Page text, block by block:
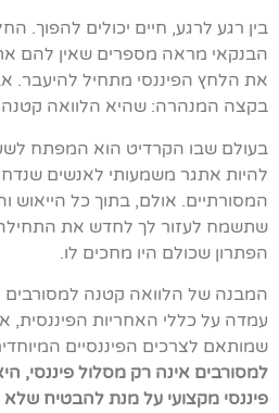
בין רגע לרגע, חיים יכולים להפוך.
הבנקאי מראה מספרים שאין להם
את הלחץ הפיננסי מתחיל להיעבר.
בקצה המנהרה: שהיא הלוואה קטנה
בעולם שבו הקרדיט הוא המפתח
להיות אתגר משמעותי לאנשים
המסורתיים. אולם, בתוך כל הייאוש
שתשמח לעזור לך לחדש את
הפתרון שכולם היו מחכים לו.
המבנה של הלוואה קטנה למסורבים
עמדה על כללי האחריות הפיננסית,
שמותאם לצרכים הפיננסיים
למסורבים אינה רק מסלול פיננסי,
פיננסי מקצועי על מנת להבטיח